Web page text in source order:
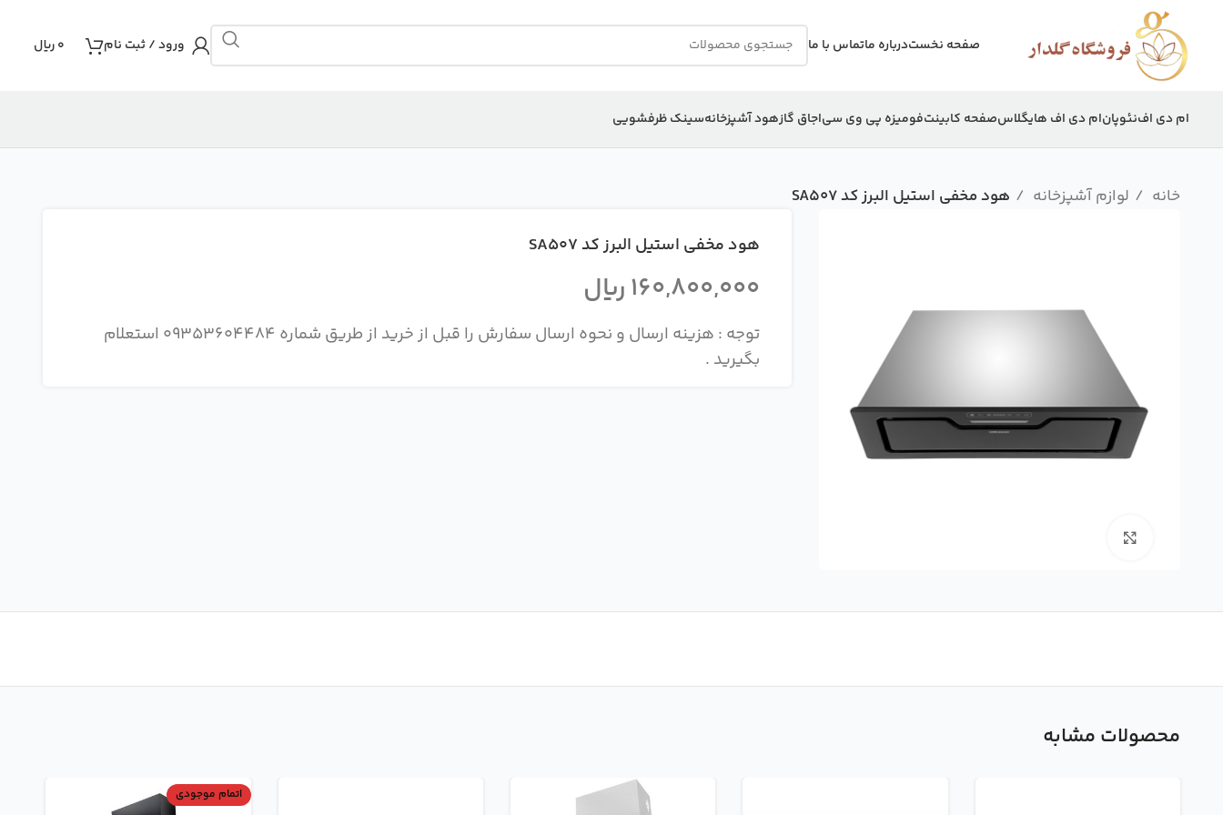
صفحه نخستدرباره ماتماس با ما ورود / ثبت نام 0ریال
ام دی افنئوپانام دی اف هایگلاسصفحه کابینتفومیزه پی وی سیاجاق گازهود آشپزخانهسینک ظرفشویی
خانه لوازم آشپزخانه هود مخفی استیل البرز کد SA507
هود مخفی استیل البرز کد SA507
160,800,000ریال
توجه : هزینه ارسال و نحوه ارسال سفارش را قبل از خرید از طریق شماره 09353604484 استعلام
بگیرید .
محصولات مشابه
اتمام موجودی